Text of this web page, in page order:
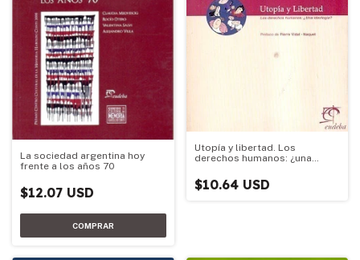
La sociedad argentina hoy
frente a los años 70
$12.07 USD
Utopía y libertad. Los
derechos humanos: ¿una
$10.64 USD